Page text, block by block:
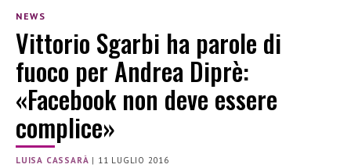
NEWS
Vittorio Sgarbi ha parole di
fuoco per Andrea Diprè:
«Facebook non deve essere
complice»
LUISA CASSARÀ | 11 LUGLIO 2016